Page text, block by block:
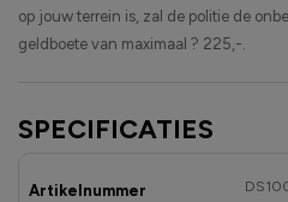
op jouw terrein is, zal de politie de
geldboete van maximaal ? 225,-.
SPECIFICATIES
Artikelnummer